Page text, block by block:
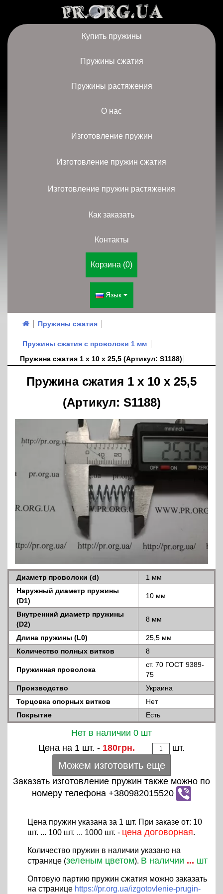
Купить пружины
Пружины сжатия
Пружины растяжения
О нас
Изготовление пружин
Изготовление пружин сжатия
Изготовление пружин растяжения
Как заказать
Контакты
Корзина (0)
Язык
Пружины сжатия
Пружины сжатия с проволоки 1 мм
Пружина сжатия 1 х 10 х 25,5 (Артикул: S1188)
Пружина сжатия 1 х 10 х 25,5
(Артикул: S1188)
Диаметр проволоки (d)
1 мм
Наружный диаметр пружины
(D1)
10 мм
Внутренний диаметр пружины
(D2)
8 мм
Длина пружины (L0)
25,5 мм
Количество полных витков
8
Пружинная проволока
ст. 70 ГОСТ 9389-
75
Производство
Украина
Торцовка опорных витков
Нет
Покрытие
Есть
Нет в наличии 0 шт
Цена на 1 шт. - 180грн. шт.
Можем изготовить еще
Заказать изготовление пружин также можно по
номеру телефона +380982015520
Цена пружин указана за 1 шт. При заказе от: 10
шт. ... 100 шт. ... 1000 шт. - цена договорная.
Количество пружин в наличии указано на
странице (зеленым цветом). В наличии ... шт
Оптовую партию пружин сжатия можно заказать
на странице https://pr.org.ua/izgotovlenie-prugin-